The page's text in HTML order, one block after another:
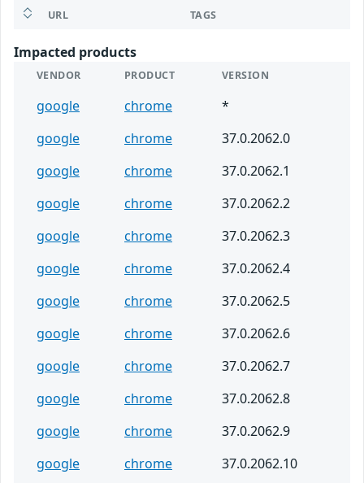
URL TAGS
Impacted products
VENDOR PRODUCT VERSION
google chrome
*
google
chrome
37.0.2062.0
google
chrome
37.0.2062.1
google
chrome
37.0.2062.2
google
chrome
37.0.2062.3
google
chrome
37.0.2062.4
google
chrome
37.0.2062.5
google
chrome
37.0.2062.6
google
chrome
37.0.2062.7
google
chrome
37.0.2062.8
google
chrome
37.0.2062.9
google
chrome
37.0.2062.10